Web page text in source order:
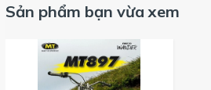
Sản phẩm bạn vừa xem